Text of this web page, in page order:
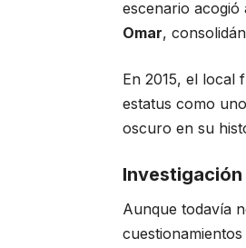
escenario acogió
Omar,
En 2015, el local
estatus como
oscuro en su
Aunque todavía